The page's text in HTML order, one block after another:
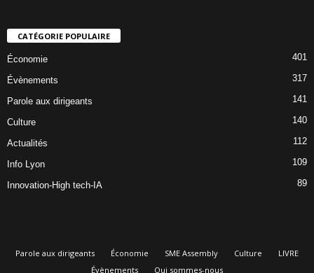
CATÉGORIE POPULAIRE
Économie 401
Évènements 317
Parole aux dirigeants 141
Culture 140
Actualités 112
Info Lyon 109
Innovation-High tech-IA 89
Parole aux dirigeants Économie SME Assembly Culture
LIVRE
Évènements
Qui sommes-nous